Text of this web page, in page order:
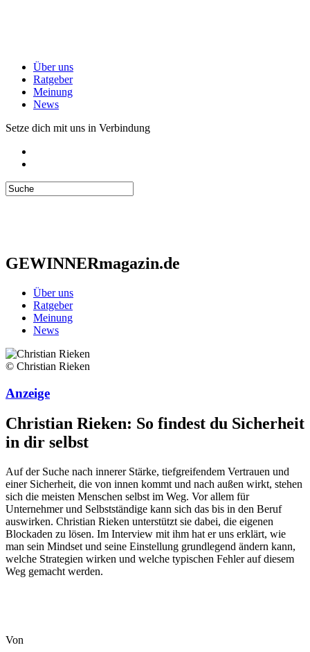
Über uns
Ratgeber
Meinung
News
Setze dich mit uns in Verbindung
GEWINNERmagazin.de
Über uns
Ratgeber
Meinung
News
© Christian Rieken
Anzeige
Christian Rieken: So findest du Sicherheit
in dir selbst
Auf der Suche nach innerer Stärke, tiefgreifendem Vertrauen und
einer Sicherheit, die von innen kommt und nach außen wirkt, stehen
sich die meisten Menschen selbst im Weg. Vor allem für
Unternehmer und Selbstständige kann sich das bis in den Beruf
auswirken. Christian Rieken unterstützt sie dabei, die eigenen
Blockaden zu lösen. Im Interview mit ihm hat er uns erklärt, wie
man sein Mindset und seine Einstellung grundlegend ändern kann,
welche Strategien wirken und welche typischen Fehler auf diesem
Weg gemacht werden.
Von